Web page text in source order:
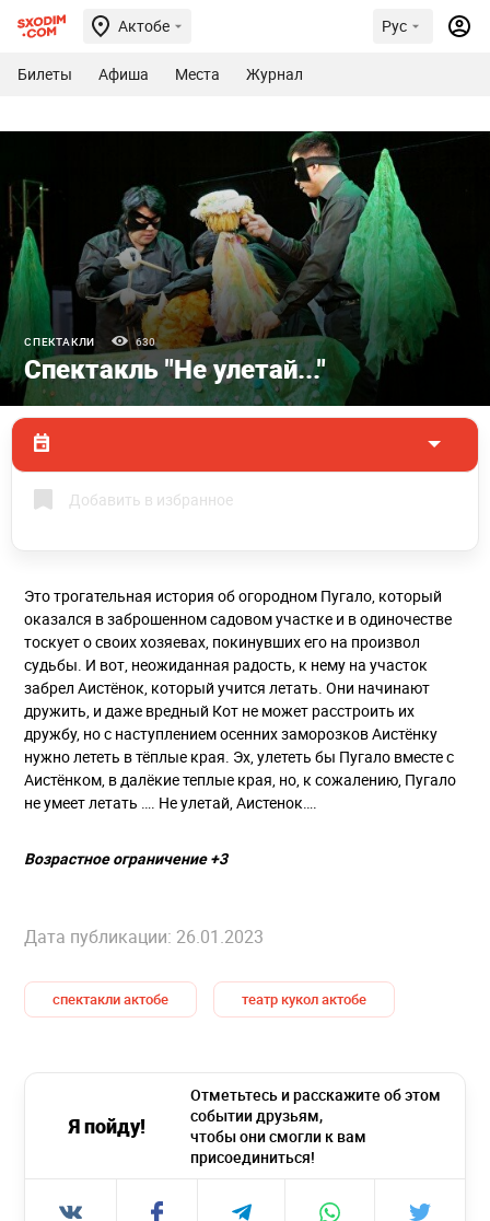
Актобе Рус
Билеты Афиша Места Журнал
СПЕКТАКЛИ 630
Спектакль "Не улетай..."
Добавить в избранное
Это трогательная история об огородном Пугало, который
оказался в заброшенном садовом участке и в одиночестве
тоскует о своих хозяевах, покинувших его на произвол
судьбы. И вот, неожиданная радость, к нему на участок
забрел Аистёнок, который учится летать. Они начинают
дружить, и даже вредный Кот не может расстроить их
дружбу, но с наступлением осенних заморозков Аистёнку
нужно лететь в тёплые края. Эх, улететь бы Пугало вместе с
Аистёнком, в далёкие теплые края, но, к сожалению, Пугало
не умеет летать …. Не улетай, Аистенок….
Возрастное ограничение +3
Дата публикации: 26.01.2023
спектакли актобе театр кукол актобе
Я пойду!
Отметьтесь и расскажите об этом
событии друзьям,
чтобы они смогли к вам
присоединиться!